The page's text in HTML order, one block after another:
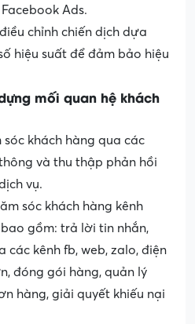
Ads.
chỉnh chiến dịch dựa
hiệu suất để đảm bảo hiệu
mối quan hệ khách
sóc khách hàng qua các
và thu thập phản hồi
vụ.
sóc khách hàng kênh
gồm: trả lời tin nhắn,
các kênh fb, web, zalo, điện
đóng gói hàng, quản lý
hàng, giải quyết khiếu nại